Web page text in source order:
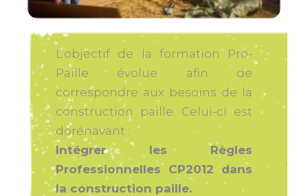
L’objectif de la formation Pro-
Paille évolue afin de
correspondre aux besoins de la
construction paille. Celui-ci est
dorénavant :
Intégrer les Règles
Professionnelles CP2012 dans
la construction paille.